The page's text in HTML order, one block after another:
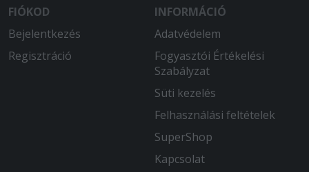
FIÓKOD
Bejelentkezés
Regisztráció
INFORMÁCIÓ
Adatvédelem
Fogyasztói Értékelési
Szabályzat
Süti kezelés
Felhasználási feltételek
SuperShop
Kapcsolat